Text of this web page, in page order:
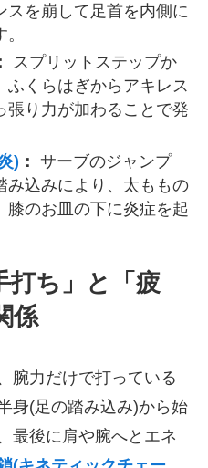
スを崩して足首を内側に
：
スプリットステップか
ふくらはぎからアキレス
張り力が加わることで発
) ： サーブのジャンプ
み込みにより、太ももの
膝のお皿の下に炎症を起
打ち」と「疲
係
腕力だけで打っている
身(足の踏み込み)から始
最後に肩や腕へとエネ